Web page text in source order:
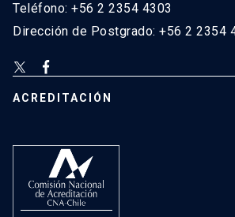
Teléfono: +56 2 2354 4303
Dirección de Postgrado: +56 2 2354
ACREDITACIÓN